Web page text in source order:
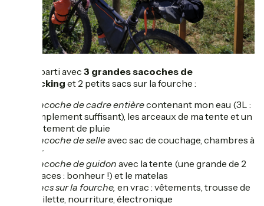
Je suis parti avec 3 grandes sacoches de
bikepacking et 2 petits sacs sur la fourche :
Sacoche de cadre entièrecontenant mon eau (3L :
amplement suffisant), les arceaux de ma tente et un
vêtement de pluie
Sacoche de selleavec sac de couchage, chambres à
air
Sacoche de guidon avec la tente (une grande de 2
places : bonheur !) et le matelas
Sacs sur la fourche, en vrac : vêtements, trousse de
toilette, nourriture, électronique